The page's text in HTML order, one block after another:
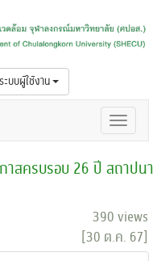
บบผู้ใช้งาน
าสครบรอบ 26 ปี สถาปนา
390 views
[30 ต.ค. 67]